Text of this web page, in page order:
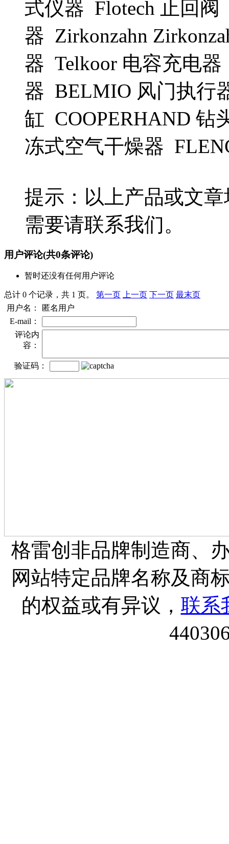
式仪器 Flotech 止回阀
器 Zirkonzahn
器 Telkoor 电容充电
器 BELMIO 风门执行
缸 COOPERHAND 钻
冻式空气干燥器
提示：以上产品或文
需要请联系我们。
用户评论(共0条评论)
暂时还没有任何用户评论
总计 0 个记录，共 1 页。 第一页 上一页 下一页 最末页
用户名：
匿名用户
E-mail：
评论内
容：
验证码：
格雷创非品牌制造商、
网站特定品牌名称及商
的权益或有异议， 联系